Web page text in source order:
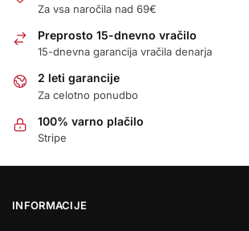
Za vsa naročila nad 69€
Preprosto 15-dnevno vračilo
15-dnevna garancija vračila denarja
2 leti garancije
Za celotno ponudbo
100% varno plačilo
Stripe
INFORMACIJE